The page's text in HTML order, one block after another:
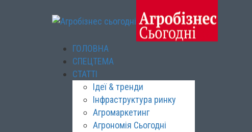
ГОЛОВНА
СПЕЦТЕМА
СТАТТІ
Ідеї & тренди
Інфраструктура ринку
Агромаркетинг
Агрономія Сьогодні